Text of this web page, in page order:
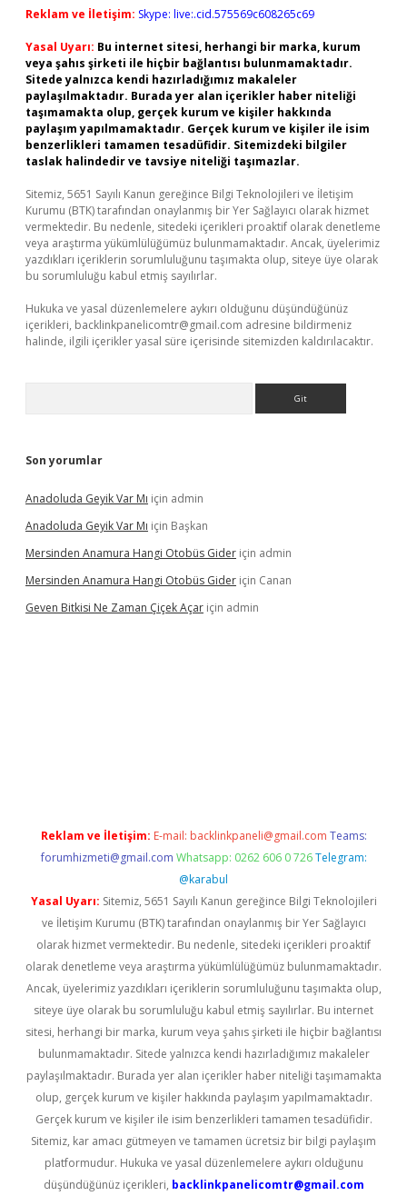
Reklam ve İletişim: Skype: live:.cid.575569c608265c69
Yasal Uyarı: Bu internet sitesi, herhangi bir marka, kurum
veya şahıs şirketi ile hiçbir bağlantısı bulunmamaktadır.
Sitede yalnızca kendi hazırladığımız makaleler
paylaşılmaktadır. Burada yer alan içerikler haber niteliği
taşımamakta olup, gerçek kurum ve kişiler hakkında
paylaşım yapılmamaktadır. Gerçek kurum ve kişiler ile isim
benzerlikleri tamamen tesadüfidir. Sitemizdeki bilgiler
taslak halindedir ve tavsiye niteliği taşımazlar.
Sitemiz, 5651 Sayılı Kanun gereğince Bilgi Teknolojileri ve İletişim
Kurumu (BTK) tarafından onaylanmış bir Yer Sağlayıcı olarak hizmet
vermektedir. Bu nedenle, sitedeki içerikleri proaktif olarak denetleme
veya araştırma yükümlülüğümüz bulunmamaktadır. Ancak, üyelerimiz
yazdıkları içeriklerin sorumluluğunu taşımakta olup, siteye üye olarak
bu sorumluluğu kabul etmiş sayılırlar.
Hukuka ve yasal düzenlemelere aykırı olduğunu düşündüğünüz
içerikleri, backlinkpanelicomtr@gmail.com adresine bildirmeniz
halinde, ilgili içerikler yasal süre içerisinde sitemizden kaldırılacaktır.
Son yorumlar
Anadoluda Geyik Var Mı için admin
Anadoluda Geyik Var Mı için Başkan
Mersinden Anamura Hangi Otobüs Gider için admin
Mersinden Anamura Hangi Otobüs Gider için Canan
Geven Bitkisi Ne Zaman Çiçek Açar için admin
Reklam ve İletişim: E-mail: backlinkpaneli@gmail.com Teams:
forumhizmeti@gmail.com Whatsapp: 0262 606 0 726 Telegram:
@karabul
Yasal Uyarı: Sitemiz, 5651 Sayılı Kanun gereğince Bilgi Teknolojileri
ve İletişim Kurumu (BTK) tarafından onaylanmış bir Yer Sağlayıcı
olarak hizmet vermektedir. Bu nedenle, sitedeki içerikleri proaktif
olarak denetleme veya araştırma yükümlülüğümüz bulunmamaktadır.
Ancak, üyelerimiz yazdıkları içeriklerin sorumluluğunu taşımakta olup,
siteye üye olarak bu sorumluluğu kabul etmiş sayılırlar. Bu internet
sitesi, herhangi bir marka, kurum veya şahıs şirketi ile hiçbir bağlantısı
bulunmamaktadır. Sitede yalnızca kendi hazırladığımız makaleler
paylaşılmaktadır. Burada yer alan içerikler haber niteliği taşımamakta
olup, gerçek kurum ve kişiler hakkında paylaşım yapılmamaktadır.
Gerçek kurum ve kişiler ile isim benzerlikleri tamamen tesadüfidir.
Sitemiz, kar amacı gütmeyen ve tamamen ücretsiz bir bilgi paylaşım
platformudur. Hukuka ve yasal düzenlemelere aykırı olduğunu
düşündüğünüz içerikleri, backlinkpanelicomtr@gmail.com